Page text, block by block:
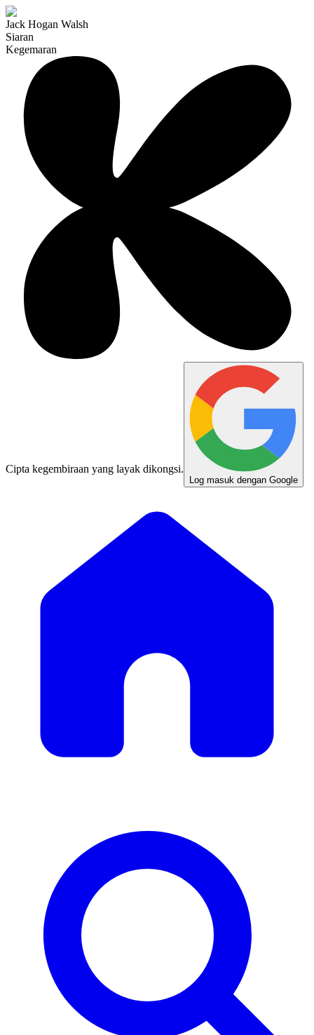
Jack Hogan Walsh
Siaran
Kegemaran
Cipta kegembiraan yang layak dikongsi.
Log masuk dengan Google